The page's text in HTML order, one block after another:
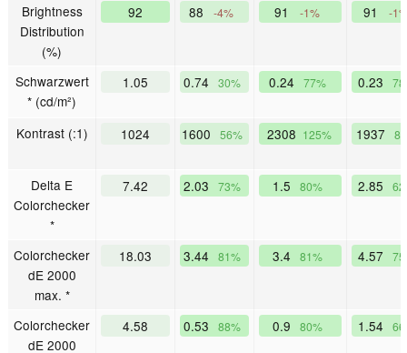
Brightness
Distribution
(%)
92 88 -4% 91 -1% 91 -
Schwarzwert
* (cd/m²)
1.05 0.74 30% 0.24 77% 0.23
Kontrast (:1) 1024 1600 56% 2308 125% 1937
Delta E
Colorchecker
*
7.42 2.03 73% 1.5 80% 2.85
Colorchecker
dE 2000
max. *
18.03 3.44 81% 3.4 81% 4.57
Colorchecker
dE 2000
4.58 0.53 88% 0.9 80% 1.54